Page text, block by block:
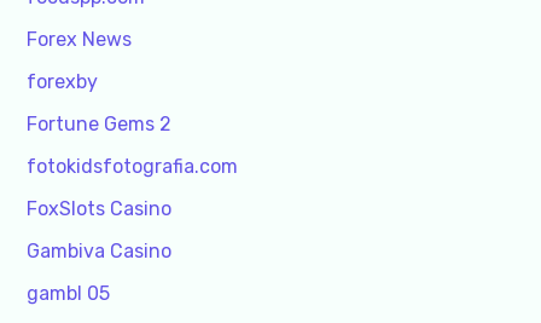
Forex News
forexby
Fortune Gems 2
fotokidsfotografia.com
FoxSlots Casino
Gambiva Casino
gambl 05